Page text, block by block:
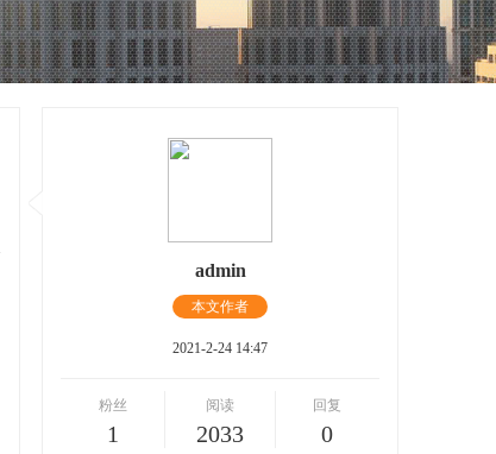
admin
本文作者
2021-2-24 14:47
粉丝
1
阅读
2033
回复
0